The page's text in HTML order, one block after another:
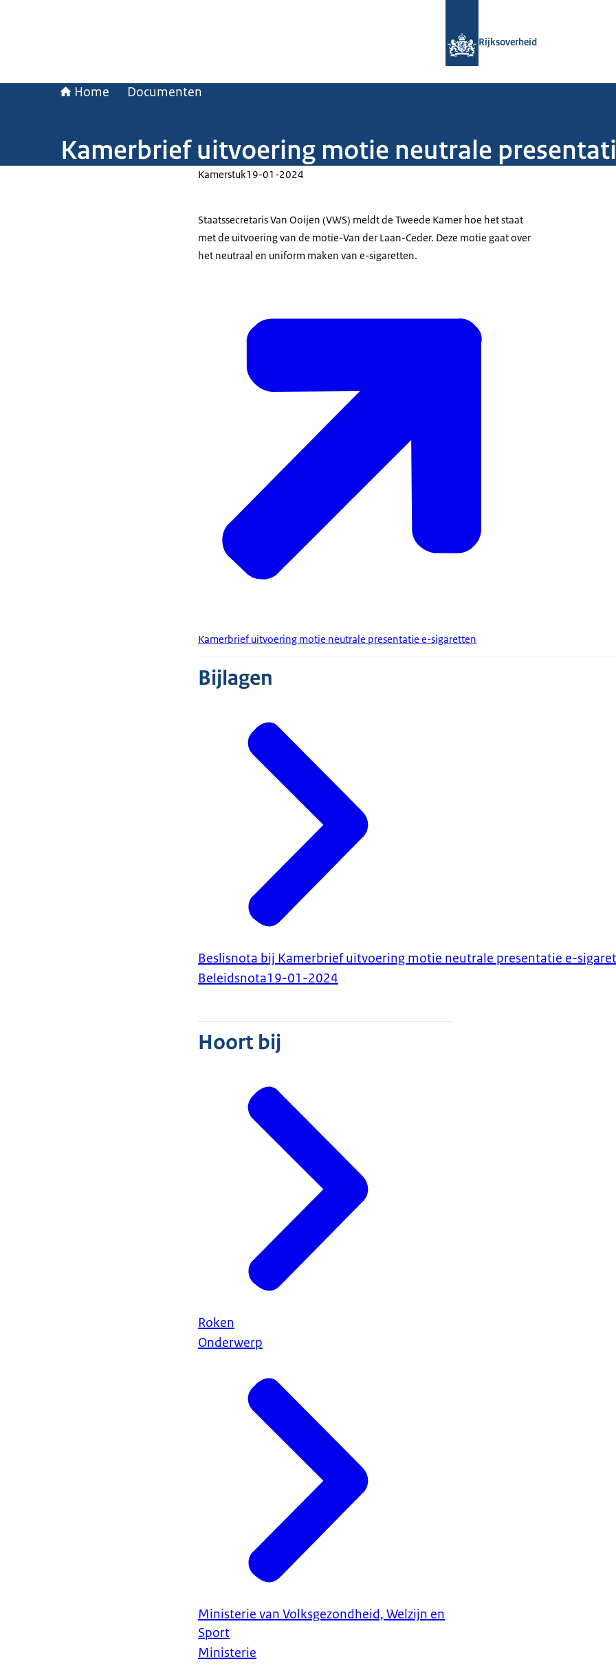
Rijksoverheid
Home Documenten
Kamerbrief uitvoering motie neutrale
Kamerstuk19-01-2024
Staatssecretaris Van Ooijen (VWS) meldt de Tweede Kamer hoe het staat
met de uitvoering van de motie-Van der Laan-Ceder. Deze motie gaat over
het neutraal en uniform maken van e-sigaretten.
Kamerbrief uitvoering motie neutrale presentatie e-sigaretten
Bijlagen
Beslisnota bij Kamerbrief uitvoering motie neutrale presentatie e-
Beleidsnota19-01-2024
Hoort bij
Roken
Onderwerp
Ministerie van Volksgezondheid, Welzijn en
Sport
Ministerie